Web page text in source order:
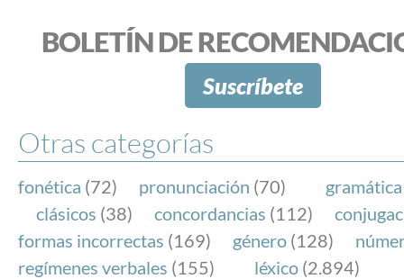
BOLETÍN DE
Suscríbete
Otras categorías
fonética (72) pronunciación (70) gramática
clásicos (38) concordancias (112)
formas incorrectas (169) género (128)
regímenes verbales (155) léxico (2.894)